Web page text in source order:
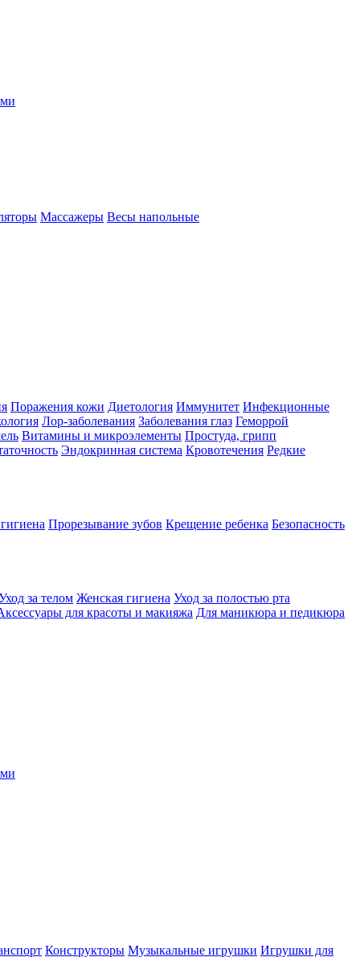
Массажеры Весы напольные
Поражения кожи Диетология Иммунитет Инфекционные
Лор-заболевания Заболевания глаз Геморрой
Витамины и микроэлементы Простуда, грипп
Эндокринная система Кровотечения Редкие
Прорезывание зубов Крещение ребенка Безопасность
за телом Женская гигиена Уход за полостью рта
для красоты и макияжа Для маникюра и педикюра
Конструкторы Музыкальные игрушки Игрушки для